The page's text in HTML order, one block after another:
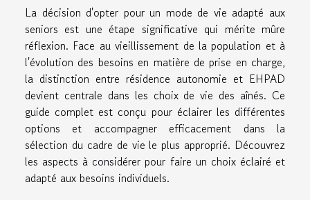
La décision d'opter pour un mode de vie adapté aux
seniors est une étape significative qui mérite mûre
réflexion. Face au vieillissement de la population et à
l'évolution des besoins en matière de prise en charge,
la distinction entre résidence autonomie et EHPAD
devient centrale dans les choix de vie des aînés. Ce
guide complet est conçu pour éclairer les différentes
options et accompagner efficacement dans la
sélection du cadre de vie le plus approprié. Découvrez
les aspects à considérer pour faire un choix éclairé et
adapté aux besoins individuels.